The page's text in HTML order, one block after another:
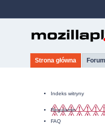
Strona główna Forum
Indeks witryny
Regulamin
FAQ